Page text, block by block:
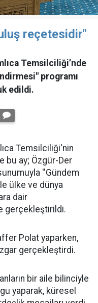
reçetesidir"
Temsilciliği’nde
programı
edildi.
Temsilciliği'nin
bu ay; Özgür-Der
''Gündem
ülke ve dünya
dair
gerçekleştirildi.
Polat yaparken,
gerçekleştirdi.
bir aile bilinciyle
yaparak, küresel